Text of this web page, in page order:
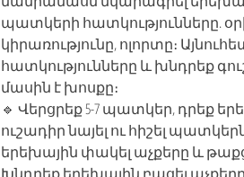
պատկերի հատկությունները.
կիրառությունը, ոլորտը։
հատկությունները և խնդրեք
մասին է խոսքը։
🔹 Վերցրեք 5-7 պատկեր, դրեք
ուշադիր նայել ու հիշել
երեխային փակել աչքերը և